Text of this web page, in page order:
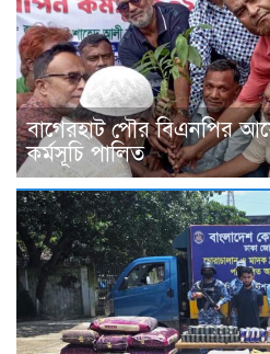
বাগেরহাট পৌর বিএনপির
কর্মসূচি পালিত